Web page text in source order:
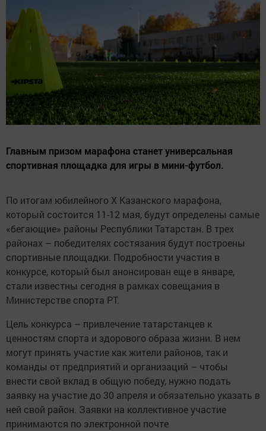
Главным призом марафона станет универсальная
спортивная площадка для игры в мини-футбол.
По итогам юбилейного X Казанского марафона,
который состоится 11-12 мая, будут определены самые
«бегающие» районы Республики Татарстан. В трех
районах – победителях состязания будут построены
спортивные площадки. Подробности участия в
конкурсе, который был анонсирован еще в январе,
стали известны сегодня в рамках совещания в
Министерстве спорта РТ.
Цель конкурса – привлечение татарстанцев к
ценностям спорта и здорового образа жизни. В нем
могут принять участие как жители районов, так и
команды от предприятий и организаций – чтобы
внести свой вклад в общую победу, нужно подать
заявку на участие до 30 апреля и обязательно указать в
ней свой район. Заявки на коллективное участие
принимаются по электронной почте